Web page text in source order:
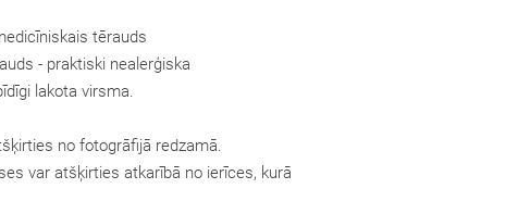
tērauds
- praktiski nealerģiska
lakota virsma.
no fotogrāfijā redzamā.
var atšķirties atkarībā no ierīces, kurā